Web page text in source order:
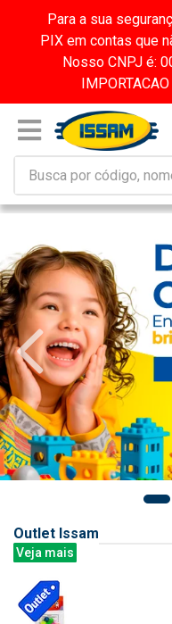
Para a sua
PIX em contas que
Nosso CNPJ é:
Outlet Issam
Veja mais